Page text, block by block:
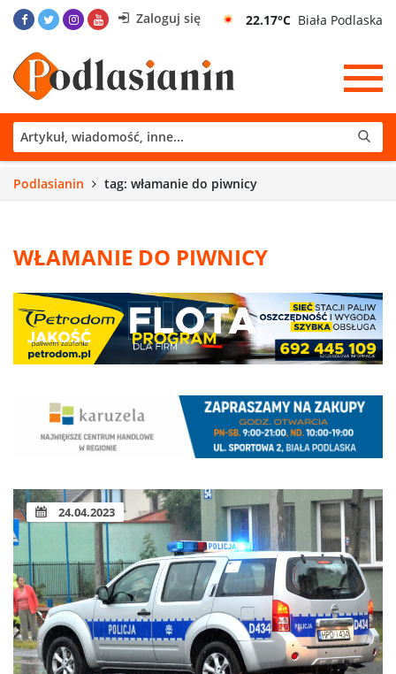
Zaloguj się 22.17°C Biała Podlaska
Podlasianin tag: włamanie do piwnicy
WŁAMANIE DO PIWNICY
24.04.2023